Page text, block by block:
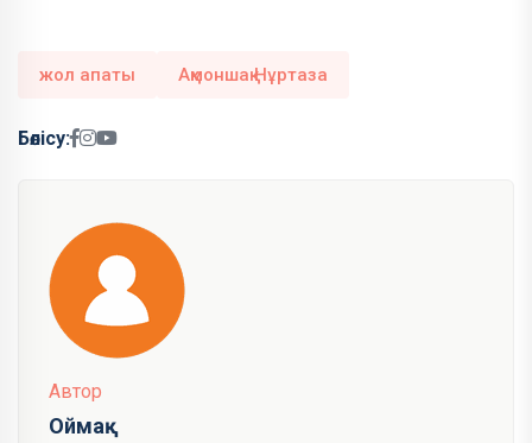
жол апаты Ақмоншақ Нұртаза
Бөлісу:
Автор
Оймақ